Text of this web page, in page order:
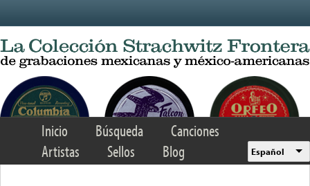
Inicio Búsqueda
Canciones
Artistas
Sellos Blog Español